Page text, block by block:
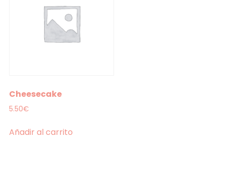
Cheesecake
5.50€
Añadir al carrito